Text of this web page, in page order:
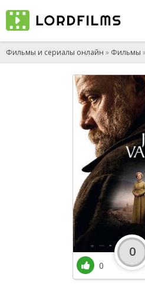
Фильмы и сериалы онлайн » Фильмы
0
0